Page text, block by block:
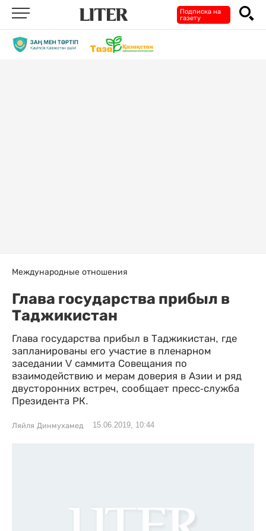
Подписка на
газету
Международные отношения
Глава государства прибыл в
Таджикистан
Глава государства прибыл в Таджикистан, где
запланированы его участие в пленарном
заседании V саммита Совещания по
взаимодействию и мерам доверия в Азии и ряд
двусторонних встреч, сообщает пресс-служба
Президента РК.
Ляйля Динмухамед 15.06.2019, 10:44